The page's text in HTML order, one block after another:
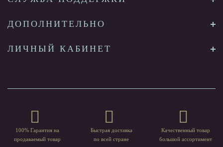
ДОПОЛНИТЕЛЬНО
ЛИЧНЫЙ КАБИНЕТ
100% Гарантия на
продаваемый товар
Быстрая доставка
по всей стране
Качественный товар
большой ассортимент